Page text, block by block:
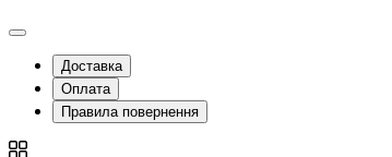
Доставка
Оплата
Правила повернення